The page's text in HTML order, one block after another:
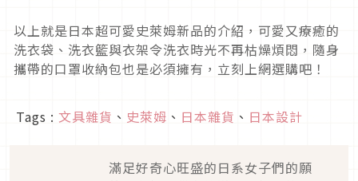
以上就是日本超可愛史萊姆新品的介紹，可愛又療癒的
洗衣袋、洗衣籃與衣架令洗衣時光不再枯燥煩悶，隨身
攜帶的口罩收納包也是必須擁有，立刻上網選購吧！
Tags : 文具雜貨 、 史萊姆 、 日本雜貨 、 日本設計
滿足好奇心旺盛的日系女子們的願